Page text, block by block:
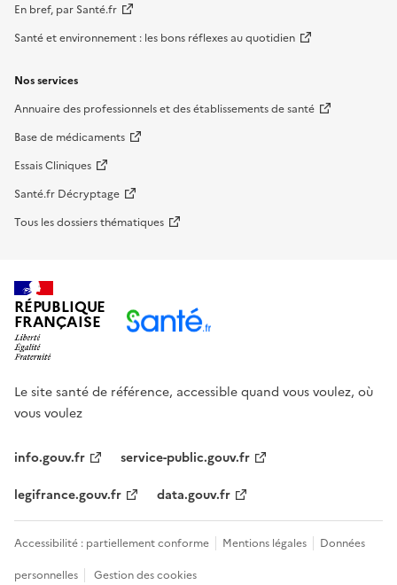
En bref, par Santé.fr
Santé et environnement : les bons réflexes au quotidien
Nos services
Annuaire des professionnels et des établissements de santé
Base de médicaments
Essais Cliniques
Santé.fr Décryptage
Tous les dossiers thématiques
RÉPUBLIQUE
FRANÇAISE
Le site santé de référence, accessible quand vous voulez, où
vous voulez
info.gouv.fr
service-public.gouv.fr
legifrance.gouv.fr
data.gouv.fr
Accessibilité : partiellement conforme Mentions légales
Données
personnelles
Gestion des cookies